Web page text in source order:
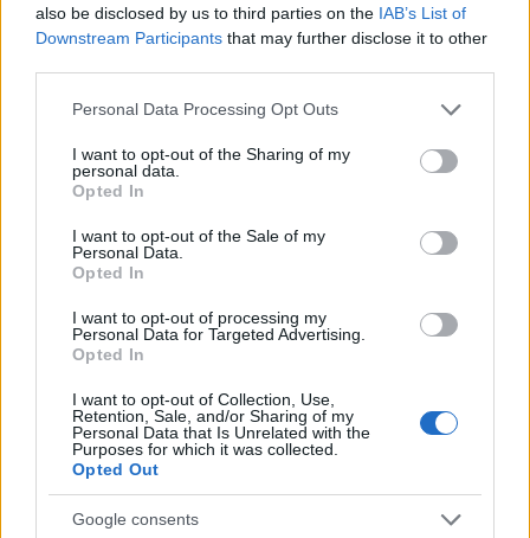
also be disclosed by us to third parties on the IAB’s List of
Downstream Participants that may further disclose it to other
Please note that this website/app uses one or more Google
not limited to your visit or usage behaviour. You may click to
grant or deny consent to Google and its third-party tags to
use your data for below specified purposes in below Google
consent section.
Personal Data Processing Opt Outs
I want to opt-out of the Sharing of my
personal data.
Opted In
I want to opt-out of the Sale of my
Personal Data.
Opted In
I want to opt-out of processing my
Personal Data for Targeted Advertising.
Opted In
I want to opt-out of Collection, Use,
Retention, Sale, and/or Sharing of my
Personal Data that Is Unrelated with the
Purposes for which it was collected.
Opted Out
Google consents
HÍREK 22 perce
veszélyes precedenssé válhat az olasz-
spanyol konfliktus
HÍREK egy órája
Zavartalan nyári időnk lesz 29-35 fokkal,